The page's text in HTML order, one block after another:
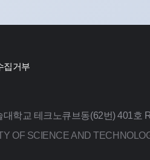
집거부
학교 테크노큐브동(62번) 401호
OF SCIENCE AND